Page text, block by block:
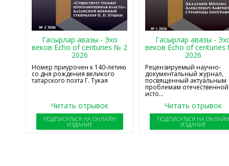
Гасырлар авазы - Эхо
веков Echo of centuries № 2
2026
Номер приурочен к 140-летию
со дня рождения великого
татарского поэта Г. Тукая
Читать отрывок
ПОДПИСАТЬСЯ НА ОНЛАЙН
ИЗДАНИЕ
Гасырлар авазы -
веков Echo of
2026
Рецензируемый научно-
документальный журнал,
посвященный актуальным
проблемам отечественной
исто...
Читать отрывок
ПОДПИСАТЬСЯ НА
ИЗДАНИЕ